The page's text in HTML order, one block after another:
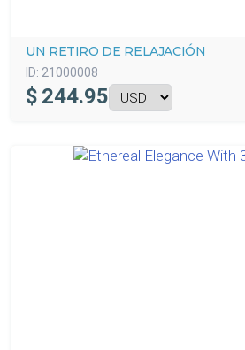
UN RETIRO DE RELAJACIÓN
ID: 21000008
$ 244.95